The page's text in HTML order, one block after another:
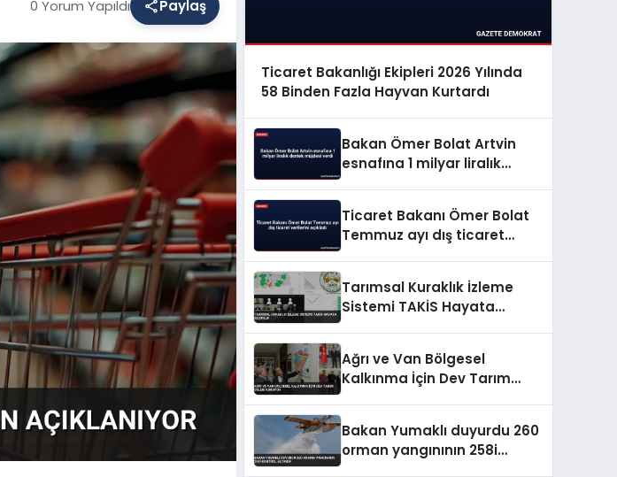
0 Yorum Yapıldı Paylaş
Ticaret Bakanlığı Ekipleri 2026 Yılında
58 Binden Fazla Hayvan Kurtardı
Bakan Ömer Bolat Artvin
esnafına 1 milyar liralık
Ticaret Bakanı Ömer Bolat
Temmuz ayı dış ticaret
Tarımsal Kuraklık İzleme
Sistemi TAKİS Hayata
Ağrı ve Van Bölgesel
Kalkınma İçin Dev Tarım
Bakan Yumaklı duyurdu 260
orman yangınının 258i